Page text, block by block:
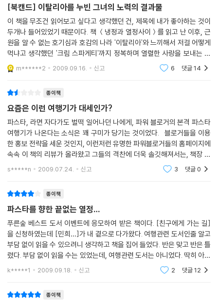
대를 잡으면 충격과 분노 사이를 오가며 하루에도 열 번씩 도를 닦아야 했
다. --- pp.152-153
다리오가 내게 악수를 청했다. 그는 제이미 올리버의 책에 실린 사진에서
보다 덜 짓궂어 보였고, 나이는 좀더 들어 보였다. 하지만 에스프레소 한 잔
을 내린 다음 오디오에 클래식 CD를 넣고 볼륨을 한껏 올리는 모습은 상상
어깨를 툭툭 치며 허브가 섞인 작은 소금 병을 건네는 그는 시골의 인심 좋
은 푸주한일 뿐이었다. 빵과 와인과 사람들을 항상 곁에 두고, 주말이면 온
동네가 떠나가라고 왁자지껄하게 파티를 하는 마을의 고깃간 아저씨. (중
략)
몇 대째 이어온 다리오네 가게의 나무 문턱을 넘어서면서 내가 그렇게 집
착했던 이유를 깨달았다. 다리오가 한참 위의 선조들로부터 전해 내려온
옛 방식을 고수하는 이유에서 내 고집의 이유를 찾은 것이다. 아무도 알아
주지 않는다 해도 그들은 자기들만의 역사와 이야기와 노하우를 간직한 이
야기를 찾기 위해 내 나름의 고집을 부린 것이다. --- pp.172-175
얇고 넓은 면이 입술 끝에 붙은 풀피리처럼 팔랑거리며 빨려 들어갔다. 라
면이나 칼국수처럼 가늘고 좁은 면이 후루룩 입술을 빠르게 통과하는 것과
는 다른 느낌이었다. 수분이 거의 없는 상태였고, 폭이 넓어 한 가닥씩 먹어
야 했기에 면이 입술에 착 달라붙어 질감을 더 생생하게 느낄 수 있었다. 파
파르델레는 ‘파파레(Pappare, 먹다)’라는 토스카나의 방언에서 유래한
갈 때 나는 ‘파르르’ 소리에서도 그런 이름이 나오지 않았을까? 먹는 소리
카나, 에밀리아-로마냐, 리구리아가 이렇게 해서 정해진 5개의 주(州)이
다. 이와 함께 대량 생산된 건파스타보다는 그 자리에서 손으로 만든, 기왕
이면 오랜 세월 작은 주방을 지켜온 할머니가 만든 생파스타를 찾기로, 교
통수단과 숙박은 렌트한 자동차로 해결하기로 여행의 원칙을 정했다.
저자가 먼저 찾아간 곳은 작은 마을의 작은 주방이 아니라 로마, 피렌체, 베
네치아의 상점과 시장, 레스토랑이었다. 도시인들이 일상에서 파스타를 어
제대로 된 비교를 할 수 없을 것 같았기 때문이다. 로마에서는 오드리 헵번
도 다녀간 100년 된 파스카 가게를 찾아가 파스타의 전반적인 제조 과정을
지켜보았다. 피렌체에서는 미리 약속까지 해둔 두 곳에서 차갑게 퇴짜를
맞아 고수의 손놀림은 멀찌감치 서서 지켜만 보고, 식당에 앉아 주문한 파
스타를 먹는 것으로 만족해야 했다. 베네치아에서는 43년간 부둣가 인부
들의 친구로 한자리를 지켜온 식당에서 싼 가격에 고봉밥처럼 수북이 담아
주는 파스타를 받아들고는 이탈리아인의 일상에 자연스레 녹아든 파스타
이후 자동차를 렌트한 저자는 남부의 캄파니아 주에서 본격 파스타 여행을
시작한다. 구체적인 목적지가 없었기 때문에 우선 치즈로 유명한 마을을
찾아가 그곳 사람들에게 파스타에 관해 묻는 식으로 여행을 풀어간다. 캄
파니아에서는 부팔라 모차렐라 치즈로 유명한 카파초 마을에서 50년간
파스타를 만들어온 조세핀 할머니의 파스타 공방을 소개받아 푸실리, 카바
텔리, 라비올리 등 다양한 파스타를 보았다. 이어서 캠핑장 주인집 딸인 피
오렐라네 가족 모임에 따라가 할머니에게 쇠막대에 감아 나선형으로 굴려
[북캔드] 이탈리아를 누빈 그녀의 노력의 결과물
이 책을 무조건 읽어보고 싶다고 생각했던 건, 제목에 내가 좋아하는 것이
두개나 들어있었기 때문이다. 책 ＜냉정과 열정사이＞를 읽고 난 이후, 근
원을 알 수 없는 호기심과 호감의 나라 '이탈리아'와 느끼해서 저걸 어떻게
먹냐고 생각했던 '크림 스파게티'까지 정복하며 열렬한 사랑을 보내는 요
리 '파스타'까지, 이미 책 제목만으로도 나를 설레게 했고 이 책을 받는 순
간 휘리릭
m******2 2009.09.16. 신고 6 댓글14
종이책
요즘은 이런 여행기가 대세인가?
파스타, 라면 자다가도 벌떡 일어나던 나에게, 파워 블로거의 본격 파스타
여행기가 나온다는 소식은 꽤 구미가 당기는 것이었다. 블로거들을 이용
한 홍보 전략을 세운 것인지, 이런저런 유명한 파워블로거들의 홈페이지에
속속 이 책의 리뷰가 올라왔고 그들의 격찬에 더욱 솔깃해져서는, 책장 한
장 넘겨보지 않고 이 책을 샀다. 이 책을 통해 배운 것이라면 단 한 가지.
s*****n 2009.07.24. 신고 3 댓글0
종이책
파스타를 향한 끝없는 열정…
푸른숲 베스트 도서 이벤트에 응모하여 받은 책이다. [친구에게 가는 길]
을 신청하였는데 [민희…]가 내 곁으로 다가왔다. 여행관련 도서인줄 알고
부담 없이 읽을 수 있으려니 생각하고 책을 집어 들었다. 반은 맞고 반은 틀
렸다. 부담 없이 읽을 수는 있었는데, 여행관련 도서는 아니었다. 딱히 아니
라고 하기에는 뭐 하지만 그래도 여행이 주가 아니고 파스타가 주였다. 파
k*****1 2009.09.18. 신고 2 댓글12
종이책